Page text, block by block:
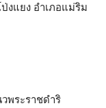
งแยง อำเภอแม่ริม
พระราชดำริ